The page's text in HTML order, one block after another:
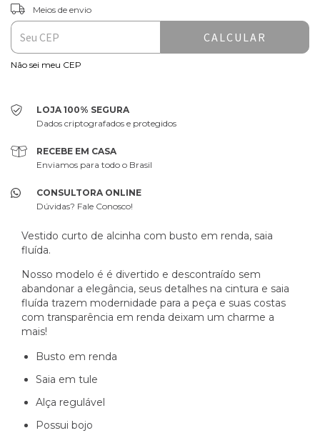
Entregas para o CEP:
Meios de envio
CALCULAR
Não sei meu CEP
LOJA 100% SEGURA
Dados criptografados e protegidos
RECEBE EM CASA
Enviamos para todo o Brasil
CONSULTORA ONLINE
Dúvidas? Fale Conosco!
Vestido curto de alcinha com busto em renda, saia
fluída.
Nosso modelo é é divertido e descontraído sem
abandonar a elegância, seus detalhes na cintura e saia
fluída trazem modernidade para a peça e suas costas
com transparência em renda deixam um charme a
mais!
Busto em renda
Saia em tule
Alça regulável
Possui bojo